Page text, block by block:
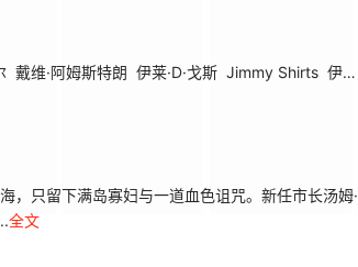
戴维·阿姆斯特朗 伊莱·D·戈斯 Jimmy Shirts 伊恩·莱昂斯
只留下满岛寡妇与一道血色诅咒。新任市长汤姆·
全文